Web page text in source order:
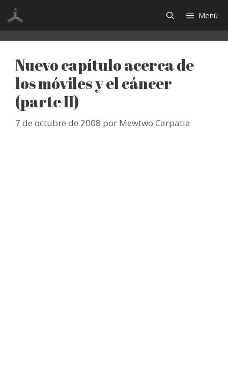
Saltar
contenido
Menú
Nuevo capítulo acerca de
los móviles y el cáncer
(parte II)
7 de octubre de 2008 por Mewtwo Carpatia